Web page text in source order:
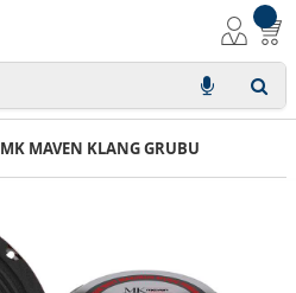
MK MAVEN KLANG GRUBU